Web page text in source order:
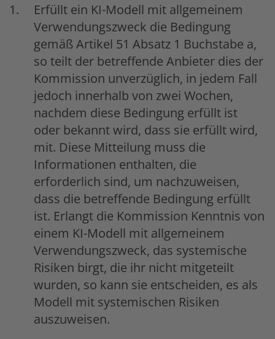
Erfüllt ein KI-Modell mit allgemeinem
Verwendungszweck die Bedingung
gemäß Artikel 51 Absatz 1 Buchstabe a,
so teilt der betreffende Anbieter dies der
Kommission unverzüglich, in jedem Fall
jedoch innerhalb von zwei Wochen,
nachdem diese Bedingung erfüllt ist
oder bekannt wird, dass sie erfüllt wird,
mit. Diese Mitteilung muss die
Informationen enthalten, die
erforderlich sind, um nachzuweisen,
dass die betreffende Bedingung erfüllt
ist. Erlangt die Kommission Kenntnis von
einem KI-Modell mit allgemeinem
Verwendungszweck, das systemische
Risiken birgt, die ihr nicht mitgeteilt
wurden, so kann sie entscheiden, es als
Modell mit systemischen Risiken
auszuweisen.